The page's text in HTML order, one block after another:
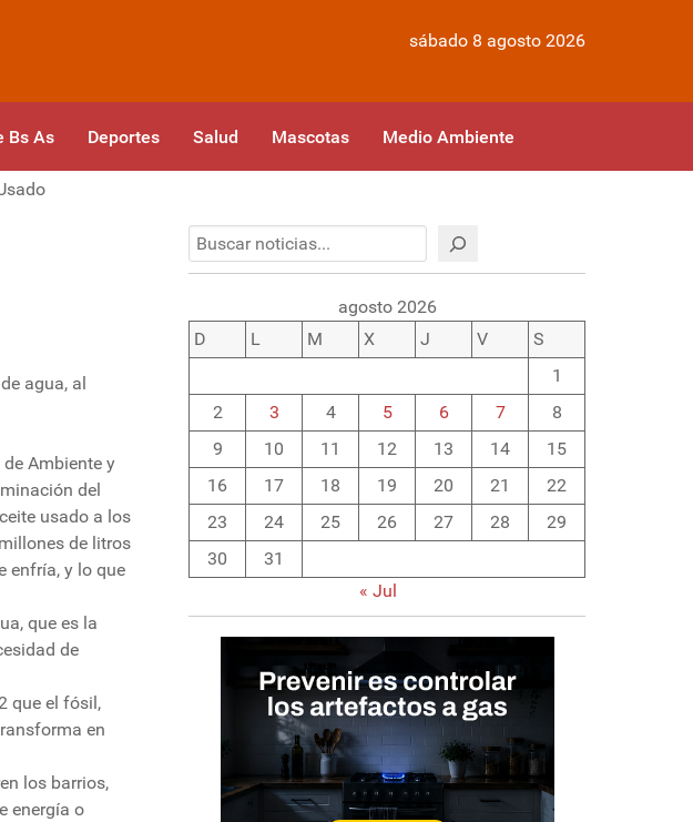
sábado 8 agosto 2026
Bs As Deportes Salud Mascotas Medio Ambiente
agua, al
Ambiente y
del
usado a los
de litros
enfría, y lo que
que es la
de
que el fósil,
en
los barrios,
energía o
agosto 2026
D
L M X J V
S
1
2
3 4 5 6 7
8
9
10 11 12 13 14
15
16
17 18 19 20 21
22
23
24 25 26 27 28
29
30
31
« Jul